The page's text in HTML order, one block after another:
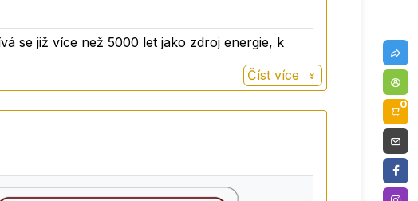
se již více než 5000 let jako zdroj energie, k
Číst více
0